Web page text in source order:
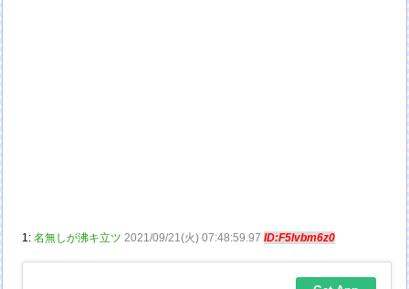
1:名無しが沸キ立ツ 2021/09/21(火) 07:48:59.97ID:F5lvbm6z0